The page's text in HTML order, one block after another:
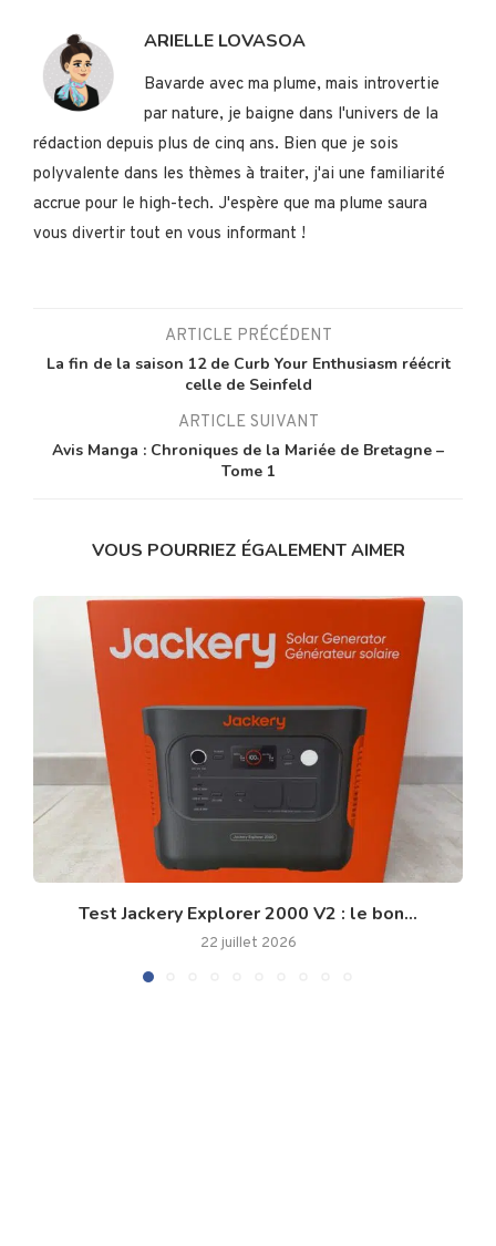
ARIELLE LOVASOA
Bavarde avec ma plume, mais introvertie
par nature, je baigne dans l'univers de la
rédaction depuis plus de cinq ans. Bien que je sois
polyvalente dans les thèmes à traiter, j'ai une familiarité
accrue pour le high-tech. J'espère que ma plume saura
vous divertir tout en vous informant !
ARTICLE PRÉCÉDENT
La fin de la saison 12 de Curb Your Enthusiasm réécrit
celle de Seinfeld
ARTICLE SUIVANT
Avis Manga : Chroniques de la Mariée de Bretagne –
Tome 1
VOUS POURRIEZ ÉGALEMENT AIMER
Test Jackery Explorer 2000 V2 : le bon...
22 juillet 2026